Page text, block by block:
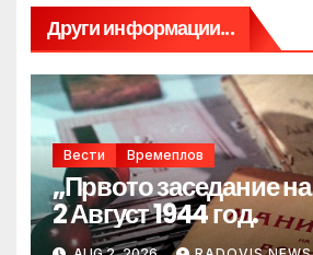
Други информации...
Вести Времеплов
„Првото заседание
2 Август 1944 год.